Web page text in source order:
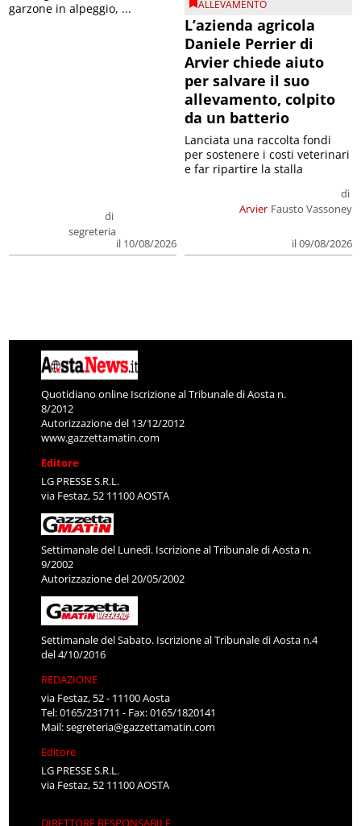
di
segreteria
il 10/08/2026
garzone in alpeggio, ...
ALLEVAMENTO
L’azienda agricola
Daniele Perrier di
Arvier chiede aiuto
per salvare il suo
allevamento, colpito
da un batterio
Arvier
di
Fausto Vassoney
il 09/08/2026
Lanciata una raccolta fondi
per sostenere i costi veterinari
e far ripartire la stalla
Quotidiano online Iscrizione al Tribunale di Aosta n.
8/2012
Autorizzazione del 13/12/2012
www.gazzettamatin.com
Editore
LG PRESSE S.R.L.
via Festaz, 52 11100 AOSTA
Settimanale del Lunedì. Iscrizione al Tribunale di Aosta n.
9/2002
Autorizzazione del 20/05/2002
Settimanale del Sabato. Iscrizione al Tribunale di Aosta n.4
del 4/10/2016
REDAZIONE
via Festaz, 52 - 11100 Aosta
Tel: 0165/231711 - Fax: 0165/1820141
Mail:segreteria@gazzettamatin.com
Editore
LG PRESSE S.R.L.
via Festaz, 52 11100 AOSTA
DIRETTORE RESPONSABILE